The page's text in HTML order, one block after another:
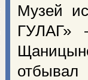
Музей
ГУЛАГ»